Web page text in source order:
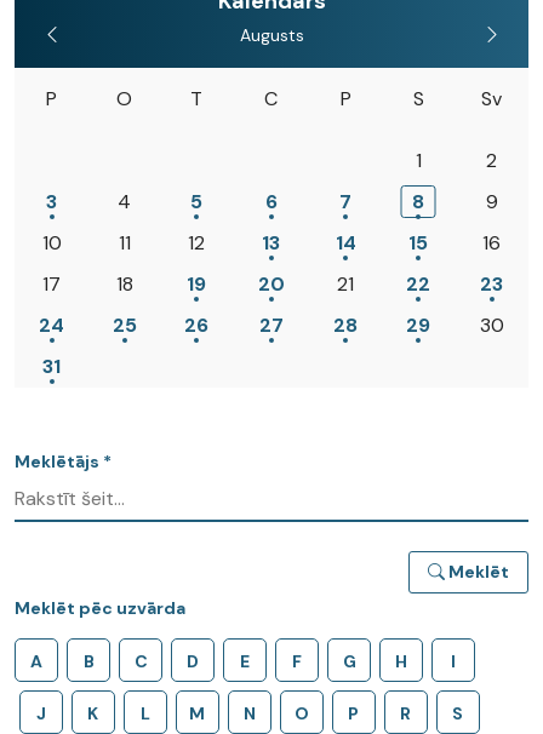
Augusts
P O T C P S Sv
1
2
3
4 5 6 7 8
9
10
11 12 13 14 15
16
17
18 19 20 21 22
23
24
25 26 27 28 29
30
31
Meklētājs *
Meklēt
Meklēt pēc uzvārda
A B C D E F G H I
J K L M N O P R S